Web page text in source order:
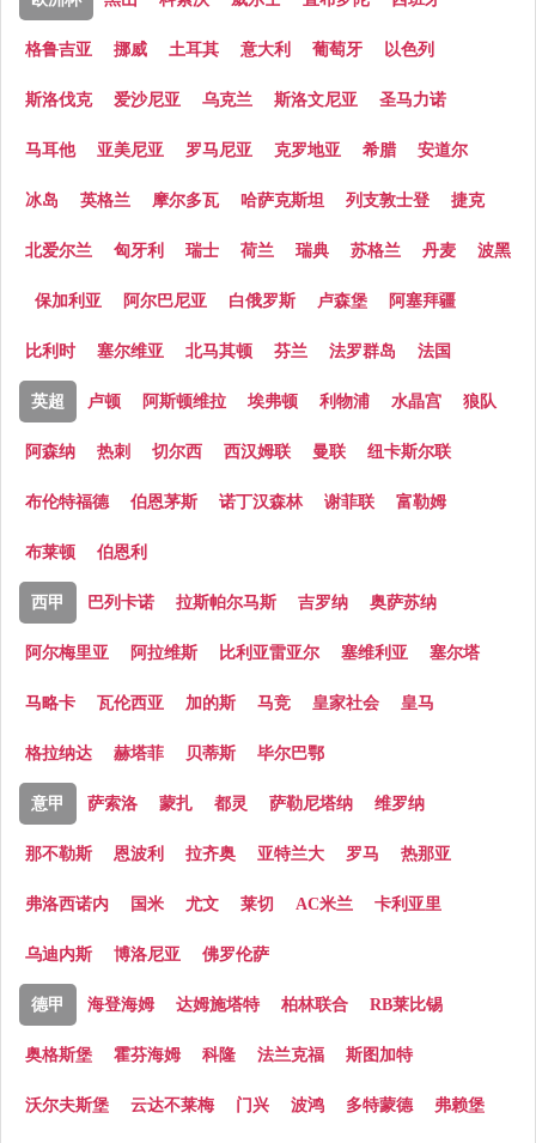
格鲁吉亚 挪威 土耳其 意大利 葡萄牙 以色列
斯洛伐克 爱沙尼亚 乌克兰 斯洛文尼亚 圣马力诺
马耳他 亚美尼亚 罗马尼亚 克罗地亚 希腊 安道尔
冰岛 英格兰 摩尔多瓦 哈萨克斯坦 列支敦士登 捷克
北爱尔兰 匈牙利 瑞士 荷兰 瑞典 苏格兰 丹麦 波黑
保加利亚 阿尔巴尼亚 白俄罗斯 卢森堡 阿塞拜疆
比利时 塞尔维亚 北马其顿 芬兰 法罗群岛 法国
英超 卢顿 阿斯顿维拉 埃弗顿 利物浦 水晶宫 狼队
阿森纳 热刺 切尔西 西汉姆联 曼联 纽卡斯尔联
布伦特福德 伯恩茅斯 诺丁汉森林 谢菲联 富勒姆
布莱顿 伯恩利
西甲 巴列卡诺 拉斯帕尔马斯 吉罗纳 奥萨苏纳
阿尔梅里亚 阿拉维斯 比利亚雷亚尔 塞维利亚 塞尔塔
马略卡 瓦伦西亚 加的斯 马竞 皇家社会 皇马
格拉纳达 赫塔菲 贝蒂斯 毕尔巴鄂
意甲 萨索洛 蒙扎 都灵 萨勒尼塔纳 维罗纳
那不勒斯 恩波利 拉齐奥 亚特兰大 罗马 热那亚
弗洛西诺内 国米 尤文 莱切 AC米兰 卡利亚里
乌迪内斯 博洛尼亚 佛罗伦萨
德甲 海登海姆 达姆施塔特 柏林联合 RB莱比锡
奥格斯堡 霍芬海姆 科隆 法兰克福 斯图加特
沃尔夫斯堡 云达不莱梅 门兴 波鸿 多特蒙德 弗赖堡